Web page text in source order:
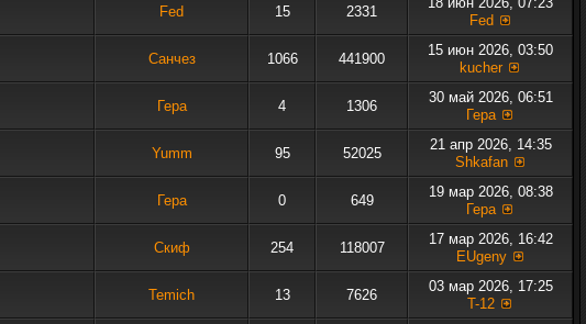
Fed 15 2331
Fed
Санчез 1066 441900
15 июн 2026, 03:50
kucher
Гера 4 1306
30 май 2026, 06:51
Гера
Yumm 95 52025
21 апр 2026, 14:35
Shkafan
Гера 0 649
19 мар 2026, 08:38
Гера
Скиф 254 118007
17 мар 2026, 16:42
EUgeny
Temich 13 7626
03 мар 2026, 17:25
T-12